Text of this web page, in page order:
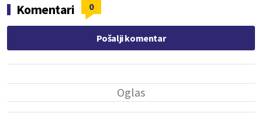
Komentari 0
Pošalji komentar